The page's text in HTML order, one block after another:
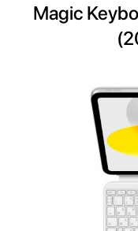
Magic